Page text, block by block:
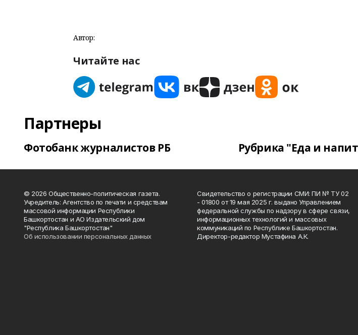
Автор:
Читайте нас
Партнеры
Фотобанк журналистов РБ Рубрика "Еда и
© 2026 Общественно-политическая газета.
Учредитель: Агентство по печати и средствам
массовой информации Республики
Башкортостан и АО Издательский дом
"Республика Башкортостан"
Об использовании персональных данных
Свидетельство о регистрации СМИ: ПИ № ТУ 02
- 01800 от 19 мая 2025 г. выдано Управлением
федеральной службы по надзору в сфере связи,
информационных технологий и массовых
коммуникаций по Республике Башкортостан.
Директор-редактор Мустафина А.К.